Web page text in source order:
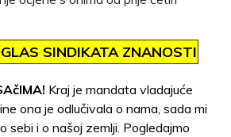
SINDIKATA ZNANOSTI
Kraj je mandata vladajuće
ona je odlučivala o nama, sada mi
sebi i o našoj zemlji. Pogledajmo